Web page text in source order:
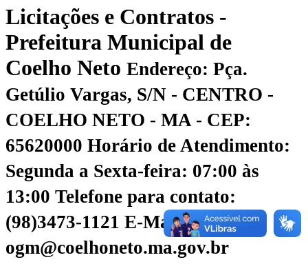
Licitações e Contratos -
Prefeitura Municipal de
Coelho Neto Endereço: Pça.
Getúlio Vargas, S/N - CENTRO -
COELHO NETO - MA - CEP:
65620000 Horário de Atendimento:
Segunda a Sexta-feira: 07:00 às
13:00 Telefone para contato:
(98)3473-1121 E-Mail:
ogm@coelhoneto.ma.gov.br